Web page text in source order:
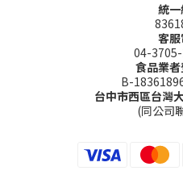
統
客
04-
食品業
B-
台中市西區台灣
(同公司